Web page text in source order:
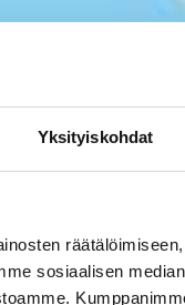
Yksityiskohdat
sosiaalisen